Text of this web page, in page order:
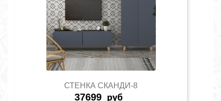
СТЕНКА СКАНДИ-8
37699 руб